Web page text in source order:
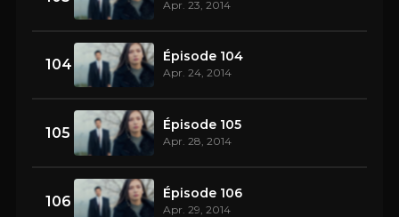
Apr. 23, 2014
104 Épisode 104
Apr. 24, 2014
105 Épisode 105
Apr. 28, 2014
106 Épisode 106
Apr. 29, 2014